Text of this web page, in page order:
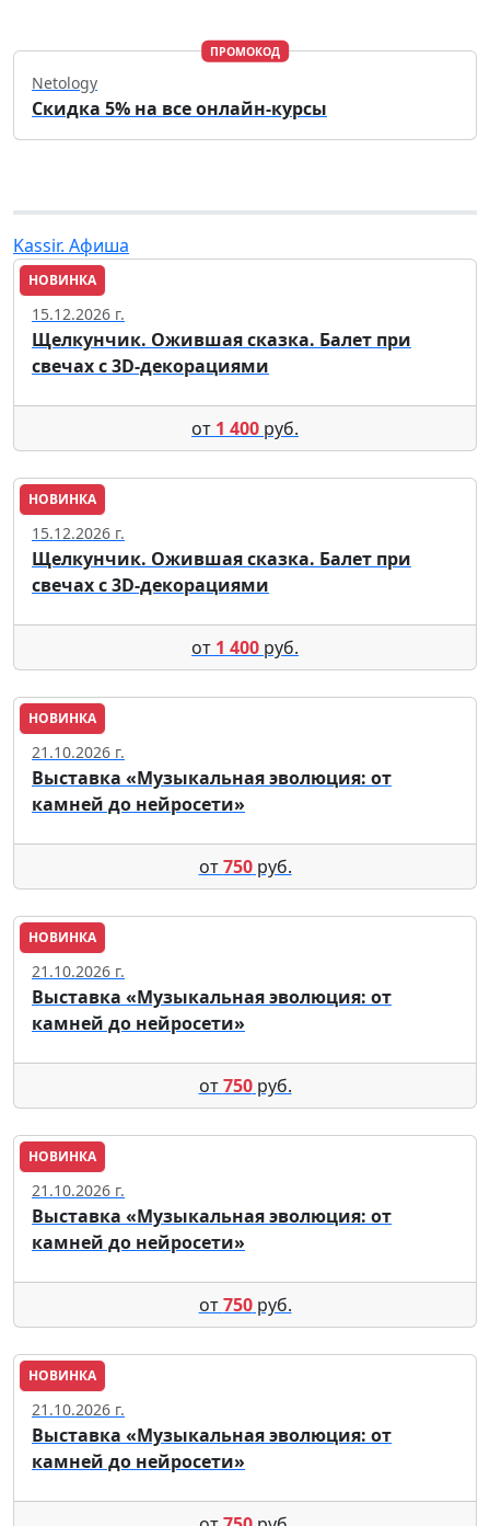
ПРОМОКОД
Netology
Скидка 5% на все онлайн-курсы
Kassir. Афиша
НОВИНКА
Пенза
15.12.2026 г.
Щелкунчик. Ожившая сказка. Балет при
свечах с 3D-декорациями
от 1 400 руб.
НОВИНКА
Пенза
15.12.2026 г.
Щелкунчик. Ожившая сказка. Балет при
свечах с 3D-декорациями
от 1 400 руб.
НОВИНКА
Москва
21.10.2026 г.
Выставка «Музыкальная эволюция: от
камней до нейросети»
от750руб.
НОВИНКА
Москва
21.10.2026 г.
Выставка «Музыкальная эволюция: от
камней до нейросети»
от750руб.
НОВИНКА
Москва
21.10.2026 г.
Выставка «Музыкальная эволюция: от
камней до нейросети»
от750руб.
НОВИНКА
Москва
21.10.2026 г.
Выставка «Музыкальная эволюция: от
камней до нейросети»